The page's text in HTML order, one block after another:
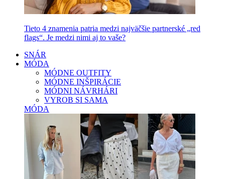
Tieto 4 znamenia patria medzi najväčšie partnerské „red
flags“. Je medzi nimi aj to vaše?
SNÁR
MÓDA
MÓDNE OUTFITY
MÓDNE INŠPIRÁCIE
MÓDNI NÁVRHÁRI
VYROB SI SAMA
MÓDA